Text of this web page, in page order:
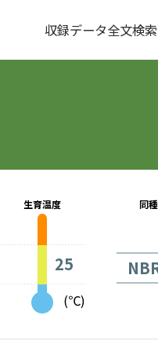
収録データ全文検索